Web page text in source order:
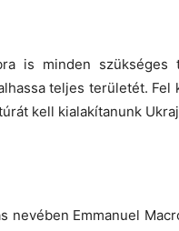
is minden
teljes területét. Fel
kell kialakítanunk
nevében Emmanuel